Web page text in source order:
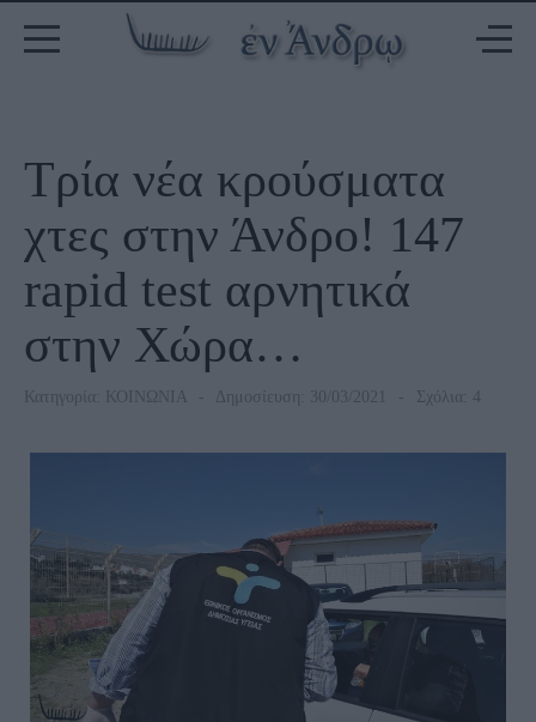
Τρία νέα κρούσματα
χτες στην Άνδρο! 147
rapid test αρνητικά
στην Χώρα…
Κατηγορία: ΚΟΙΝΩΝΙΑ Δημοσίευση: 30/03/2021 Σχόλια: 4